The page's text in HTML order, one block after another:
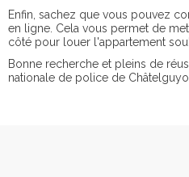
Enfin, sachez que vous pouvez
en ligne. Cela vous permet de
côté pour louer l'appartement
Bonne recherche et pleins de
nationale de police de